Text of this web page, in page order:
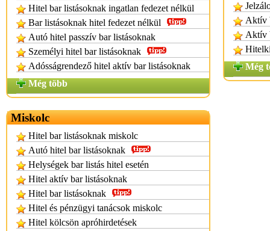
Hitel bar listásoknak ingatlan fedezet nélkül
Bar listásoknak hitel fedezet nélkül
Autó hitel passzív bar listásoknak
Személyi hitel bar listásoknak
Adósságrendező hitel aktív bar listásoknak
Még több
Miskolc
Hitel bar listásoknak miskolc
Autó hitel bar listásoknak
Helységek bar listás hitel esetén
Hitel aktív bar listásoknak
Hitel bar listásoknak
Hitel és pénzügyi tanácsok miskolc
Hitel kölcsön apróhirdetések
Aktív
Aktív
Még